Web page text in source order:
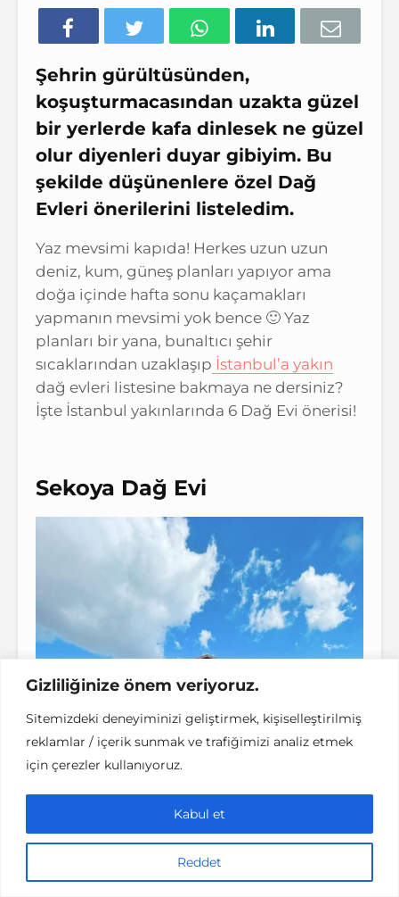
Gizliliğinize önem veriyoruz.
Sitemizdeki deneyiminizi geliştirmek, kişiselleştirilmiş
reklamlar / içerik sunmak ve trafiğimizi analiz etmek
için çerezler kullanıyoruz.
Reddet
Kabul et
Şehrin gürültüsünden,
koşuşturmacasından uzakta güzel
bir yerlerde kafa dinlesek ne güzel
olur diyenleri duyar gibiyim. Bu
şekilde düşünenlere özel Dağ
Evleri önerilerini listeledim.
Yaz mevsimi kapıda! Herkes uzun uzun
deniz, kum, güneş planları yapıyor ama
doğa içinde hafta sonu kaçamakları
yapmanın mevsimi yok bence 🙂 Yaz
planları bir yana, bunaltıcı şehir
sıcaklarından uzaklaşıp İstanbul’a yakın
dağ evleri listesine bakmaya ne dersiniz?
İşte İstanbul yakınlarında 6 Dağ Evi önerisi!
Sekoya Dağ Evi